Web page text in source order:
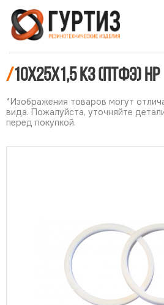
/10х25х1,5 КЗ (ПТФЭ) НР
*Изображения товаров могут
вида. Пожалуйста, уточняйте
перед покупкой.